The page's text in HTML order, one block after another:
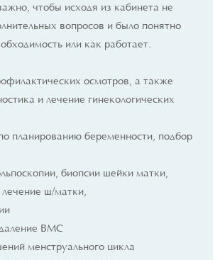
чтобы исходя из кабинета не
вопросов и было понятно
или как работает.
осмотров, а также
и лечение гинекологических
планированию беременности, подбор
биопсии шейки матки,
лечение ш/матки,
ВМС
менструального цикла